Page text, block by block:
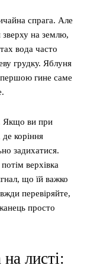
спрага. Але
на землю,
вода часто
грудку. Яблуня
першою гине саме
Якщо ви при
де коріння
задихатися.
верхівка
що їй важко
перевіряйте,
просто
листі: